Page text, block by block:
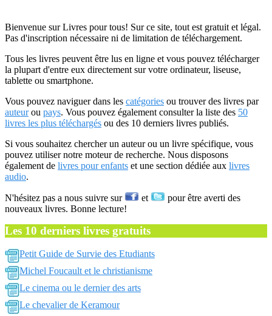
Bienvenue sur Livres pour tous! Sur ce site, tout est gratuit et légal.
Pas d'inscription nécessaire ni de limitation de téléchargement.
Tous les livres peuvent être lus en ligne et vous pouvez télécharger
la plupart d'entre eux directement sur votre ordinateur, liseuse,
tablette ou smartphone.
Vous pouvez naviguer dans les catégories ou trouver des livres par
auteurou pays. Vous pouvez également consulter la liste des 50
livres les plus téléchargés ou des 10 derniers livres publiés.
Si vous souhaitez chercher un auteur ou un livre spécifique, vous
pouvez utiliser notre moteur de recherche. Nous disposons
également de livres pour enfants et une section dédiée aux livres
audio.
N'hésitez pas a nous suivre sur et
pour être averti des
nouveaux livres. Bonne lecture!
Les 10 derniers livres gratuits
Petit Guide de Survie des Etudiants
Michel Foucault et le christianisme
Le cinema ou le dernier des arts
Le chevalier de Keramour